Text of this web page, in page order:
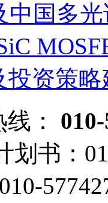
中国多
投资策
：
划书：
010-